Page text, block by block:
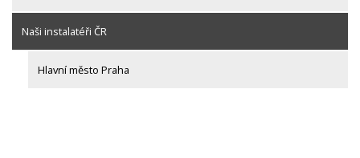
Naši instalatéři ČR
Hlavní město Praha